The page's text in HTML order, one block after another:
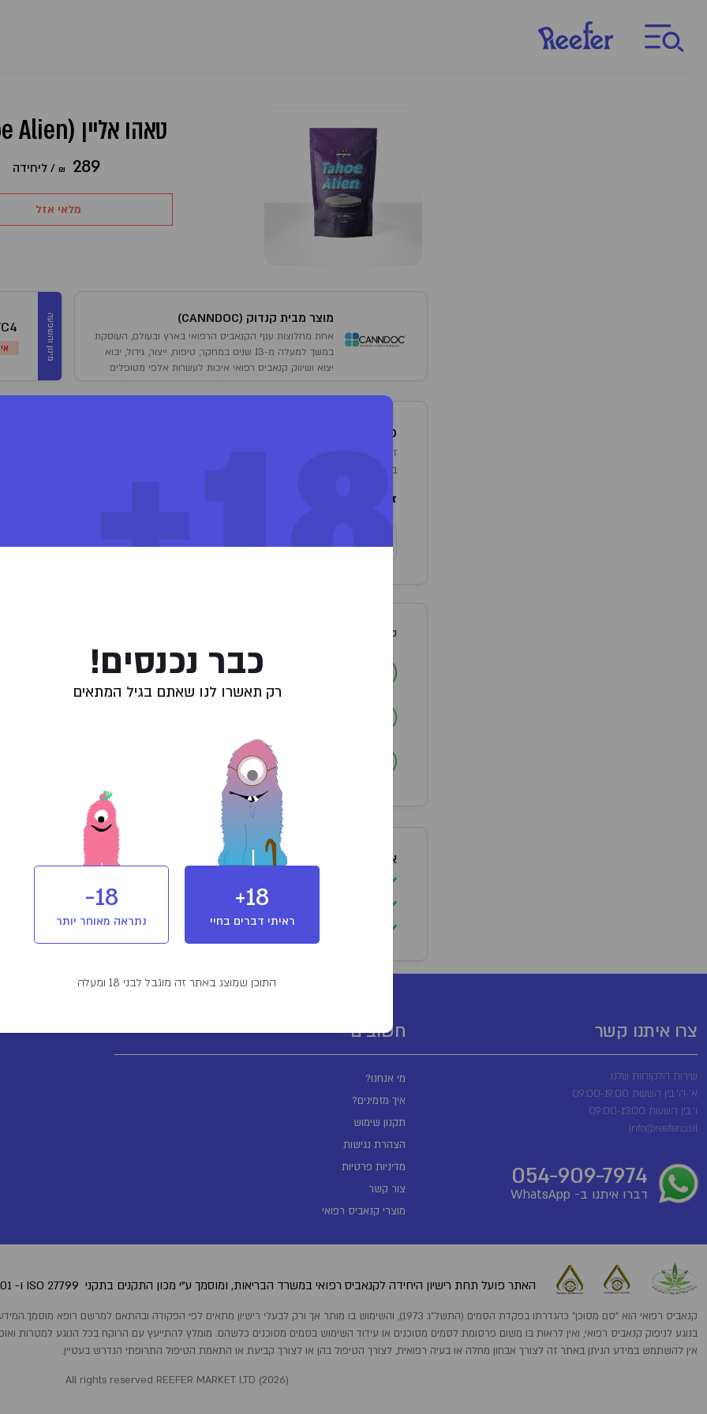
טאהו אליין (Tahoe Alien)
289
₪
/ליחידה
מלאי אזל
מוצר מבית קנדוק (CANNDOC)
אחת מחלוצות ענף הקנאביס הרפואי בארץ ובעולם, העוסקת
במשך למעלה מ-13 שנים במחקר, טיפוח, ייצור, גידול, יבוא
יצוא ושיווק קנאביס רפואי איכות לעשרות אלפי מטופלים
שיתופי פעולה ופעילות בארץ ובעולם. קנדוק פועלת לבסס
מינון והשפעה
פרטים נוספים
בעל טעמי לימון עדינים,מתיקות ודמתיות. הניחוח אדמתי עם תווים של לימון ואורן.
זן מקור:
סמלילי והדברות המוצר
הקנאביס עבר הליך הורדת עומס מיקרוביאלי באמצעות “פסטור קר” (הקרנה בקרינת
בעת גידול הקנאביס בוצע שימוש בחומרי הדברה המותרים בחקלאות אורגנית בלבד.
אופן שימוש ואחסנה
צרו איתנו קשר
שירות הלקוחות שלנו:
א'-ה' בין השעות 09:00-19:00
ו' בין השעות 09:00-13:00
info@reefer.co.il
054-909-7974
דברו איתנו ב- WhatsApp
חשובים
מי אנחנו?
איך מזמינים?
תקנון שימוש
הצהרת נגישות
מדיניות פרטיות
צור קשר
מוצרי קנאביס רפואי
האתר פועל תחת רישיון היחידה לקנאביס רפואי במשרד הבריאות, ומוסמך ע"י מכון התקנים בתקני .ISO 27001 -ו ISO 27799
קנאביס רפואי הוא "סם מסוכן" כהגדרתו בפקדת הסמים (התשל"ג 1973), והשימוש בו מותר אך ורק לבעלי רישיון מתאים לפי הפקודה ובהתאם למרשם רופא מוסמך.המידע הניתן באתר זה ניתן כמידה כללי בלבד
בנוגע לניפוק קנאביס רפואי, ואין לראות בו משום פרסומת לסמים מסוכנים או עידוד השימוש בסמים מסוכנים כלשהם. מומלץ להתייעץ עם הרוקח בכל הנוגע למטרות
אין להשתמש במידע הניתן באתר זה לצורך אבחון מחלה או בעיה רפואית, לצורך הטיפול בהן או לצורך קביעת או התאמת הטיפול התרופתי הנדרש בעטיין.
All rights reserved REEFER MARKET LTD (2026)
18+
כבר נכנסים!
רק תאשרו לנו שאתם בגיל המתאים
18+
ראיתי דברים בחיי
18-
נתראה מאוחר יותר
התוכן שמוצג באתר זה מוגבל לבני 18 ומעלה